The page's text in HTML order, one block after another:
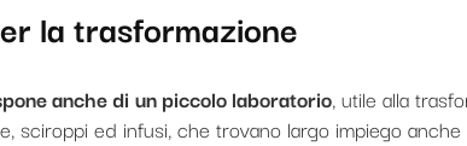
la trasformazione
anche di un piccolo laboratorio, utile alla
sciroppi ed infusi, che trovano largo impiego